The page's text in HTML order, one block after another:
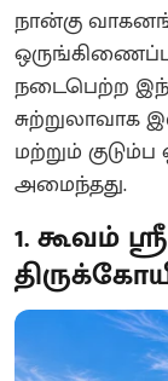
நான்கு
நடைபெற்ற
சுற்றுலாவாக
மற்றும்
அமைந்தது.
1. கூவம்